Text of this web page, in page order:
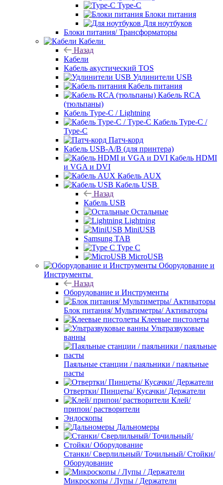
Type-C
Блоки питания
Для ноутбуков
Блоки питания/ Трансформаторы
Кабели
Назад
Кабели
Кабель акустический TOS
Удлинители USB
Кабель питания
Кабель RCA
(тюльпаны)
Кабель Type-C / Lightning
Кабель Type-C /
Type-C
Патч-корд
Кабель USB-A/B (для принтера)
Кабель HDMI
и VGA и DVI
Кабель AUX
Кабель USB
Назад
Кабель USB
Остальные
Lightning
MiniUSB
Samsung TAB
Type C
MicroUSB
Оборудование и
Инструменты
Назад
Оборудование и Инструменты
Блок питания/ Мультиметры/ Активаторы
Клеевые пистолеты
Ультразвуковые
ванны
Паяльные станции / паяльники / паяльные
пасты
Отвертки/ Пинцеты/ Кусачки/ Держатели
Клей/
припои/ растворители
Эндоскопы
Дальномеры
Станки/ Сверлильный/ Точильный/ Стойки/
Оборудование
Микроскопы / Лупы / Держатели